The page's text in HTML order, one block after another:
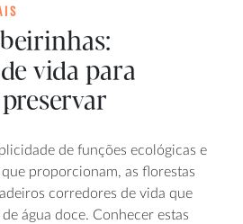
vida para
de funções ecológicas e
proporcionam, as florestas
corredores de vida que
água doce. Conhecer estas